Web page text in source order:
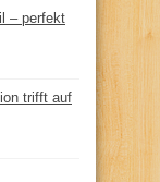
– perfekt
trifft auf